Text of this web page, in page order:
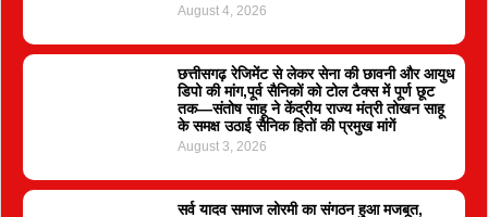
August 4, 2026
छत्तीसगढ़ रेजिमेंट से लेकर सेना की छावनी और आयुध
डिपो की मांग,पूर्व सैनिकों को टोल टैक्स में पूर्ण छूट
तक—संतोष साहू ने केंद्रीय राज्य मंत्री तोखन साहू
के समक्ष उठाई सैनिक हितों की प्रमुख मांगें
August 3, 2026
सर्व यादव समाज लोरमी का संगठन हुआ मजबूत,